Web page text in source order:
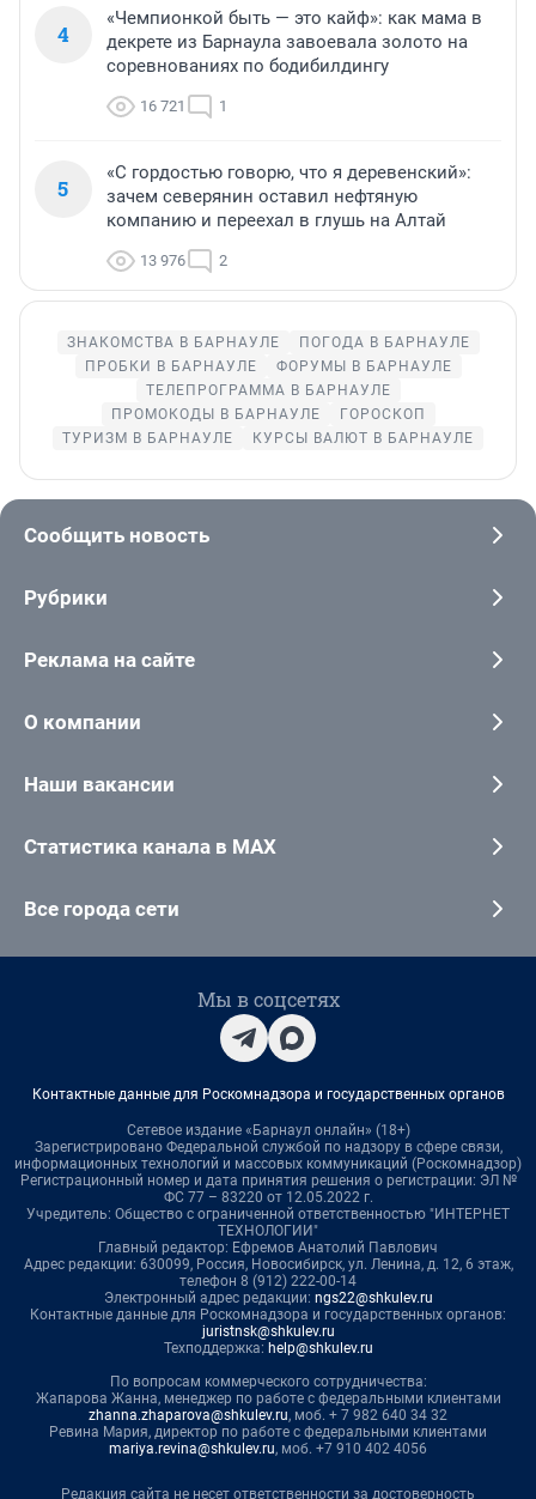
4
«Чемпионкой быть — это кайф»: как мама в
декрете из Барнаула завоевала золото на
соревнованиях по бодибилдингу
16 721 1
5
«С гордостью говорю, что я деревенский»:
зачем северянин оставил нефтяную
компанию и переехал в глушь на Алтай
13 976 2
ЗНАКОМСТВА В БАРНАУЛЕ
ПОГОДА В БАРНАУЛЕ
ПРОБКИ В БАРНАУЛЕ
ФОРУМЫ В БАРНАУЛЕ
ТЕЛЕПРОГРАММА В БАРНАУЛЕ
ПРОМОКОДЫ В БАРНАУЛЕ
ГОРОСКОП
ТУРИЗМ В БАРНАУЛЕ
КУРСЫ ВАЛЮТ В БАРНАУЛЕ
Сообщить новость
Рубрики
Реклама на сайте
О компании
Наши вакансии
Статистика канала в MAX
Все города сети
Мы в соцсетях
Контактные данные для Роскомнадзора и государственных органов
Сетевое издание «Барнаул онлайн» (18+)
Зарегистрировано Федеральной службой по надзору в сфере связи,
информационных технологий и массовых коммуникаций (Роскомнадзор)
Регистрационный номер и дата принятия решения о регистрации: ЭЛ №
ФС 77 – 83220 от 12.05.2022 г.
Учредитель: Общество с ограниченной ответственностью "ИНТЕРНЕТ
ТЕХНОЛОГИИ"
Главный редактор: Ефремов Анатолий Павлович
Адрес редакции: 630099, Россия, Новосибирск, ул. Ленина, д. 12, 6 этаж,
телефон 8 (912) 222-00-14
Электронный адрес редакции: ngs22@shkulev.ru
Контактные данные для Роскомнадзора и государственных органов:
juristnsk@shkulev.ru
Техподдержка: help@shkulev.ru
По вопросам коммерческого сотрудничества:
Жапарова Жанна, менеджер по работе с федеральными клиентами
zhanna.zhaparova@shkulev.ru, моб. + 7 982 640 34 32
Ревина Мария, директор по работе с федеральными клиентами
mariya.revina@shkulev.ru, моб. +7 910 402 4056
Редакция сайта не несет ответственности за достоверность